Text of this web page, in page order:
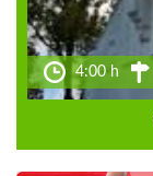
4:00 h